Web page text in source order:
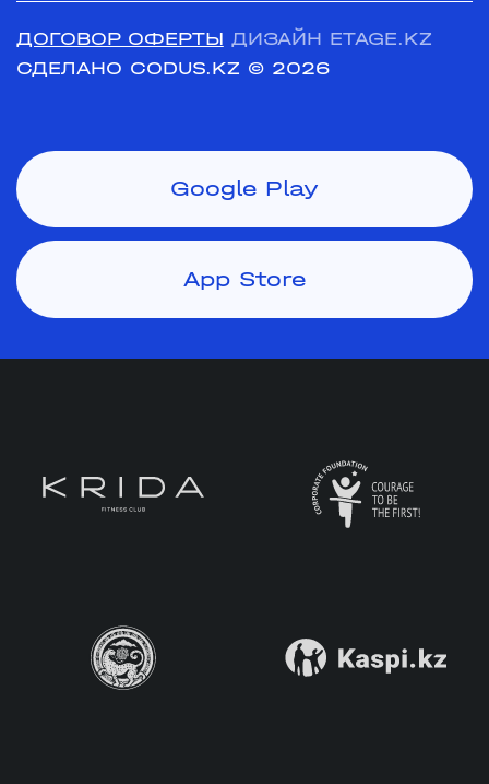
ДОГОВОР ОФЕРТЫ ДИЗАЙН ETAGE.KZ
СДЕЛАНО CODUS.KZ © 2026
Google Play
App Store